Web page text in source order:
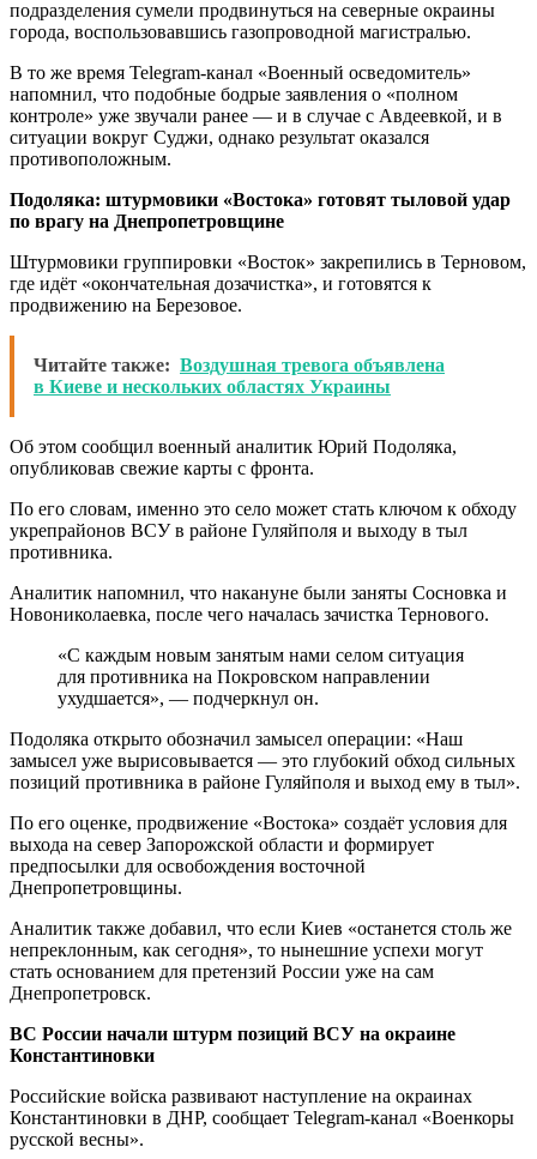
подразделения сумели продвинуться на северные окраины
города, воспользовавшись газопроводной магистралью.
В то же время Telegram-канал «Военный осведомитель»
напомнил, что подобные бодрые заявления о «полном
контроле» уже звучали ранее — и в случае с Авдеевкой, и в
ситуации вокруг Суджи, однако результат оказался
противоположным.
Подоляка: штурмовики «Востока» готовят тыловой удар
по врагу на Днепропетровщине
Штурмовики группировки «Восток» закрепились в Терновом,
где идёт «окончательная дозачистка», и готовятся к
продвижению на Березовое.
Читайте также: Воздушная тревога объявлена
в Киеве и нескольких областях Украины
Об этом сообщил военный аналитик Юрий Подоляка,
опубликовав свежие карты с фронта.
По его словам, именно это село может стать ключом к обходу
укрепрайонов ВСУ в районе Гуляйполя и выходу в тыл
противника.
Аналитик напомнил, что накануне были заняты Сосновка и
Новониколаевка, после чего началась зачистка Тернового.
«С каждым новым занятым нами селом ситуация
для противника на Покровском направлении
ухудшается», — подчеркнул он.
Подоляка открыто обозначил замысел операции: «Наш
замысел уже вырисовывается — это глубокий обход сильных
позиций противника в районе Гуляйполя и выход ему в тыл».
По его оценке, продвижение «Востока» создаёт условия для
выхода на север Запорожской области и формирует
предпосылки для освобождения восточной
Днепропетровщины.
Аналитик также добавил, что если Киев «останется столь же
непреклонным, как сегодня», то нынешние успехи могут
стать основанием для претензий России уже на сам
Днепропетровск.
ВС России начали штурм позиций ВСУ на окраине
Константиновки
Российские войска развивают наступление на окраинах
Константиновки в ДНР, сообщает Telegram-канал «Военкоры
русской весны».